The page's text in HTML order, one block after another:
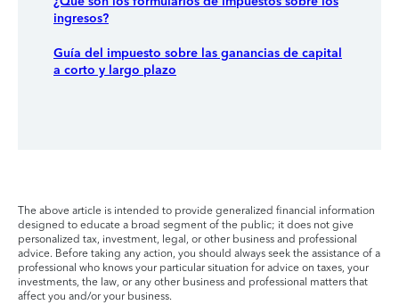
ingresos?
Guía del impuesto sobre las ganancias de capital
a corto y largo plazo
The above article is intended to provide generalized financial information
designed to educate a broad segment of the public; it does not give
personalized tax, investment, legal, or other business and professional
advice. Before taking any action, you should always seek the assistance of a
professional who knows your particular situation for advice on taxes, your
investments, the law, or any other business and professional matters that
affect you and/or your business.